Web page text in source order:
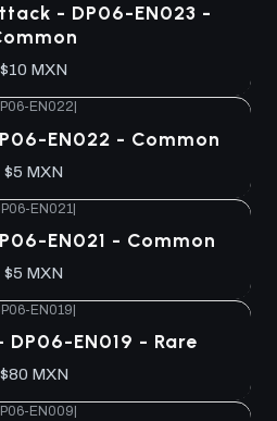
- DP06-EN023 -
$10 MXN
EN022
EN022 - Common
$5 MXN
EN021 |
EN021 - Common
$5 MXN
EN019
EN019 - Rare
$80 MXN
EN009